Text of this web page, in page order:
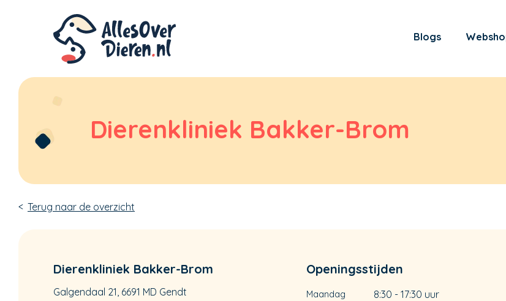
Blogs
Dierenkliniek Bakker-Brom
Terug naar de overzicht
Dierenkliniek Bakker-Brom
Galgendaal 21, 6691 MD Gendt
Openingsstijden
Maandag 8:30 - 17:30 uur